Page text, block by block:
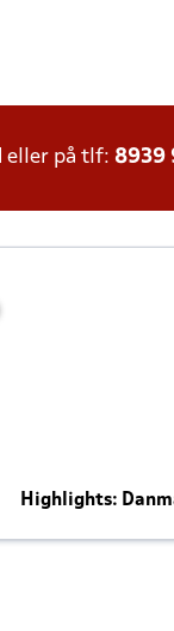
eller på tlf: 8939
Highlights: